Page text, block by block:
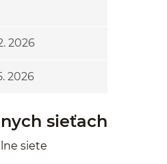
2026
2026
sieťach
siete